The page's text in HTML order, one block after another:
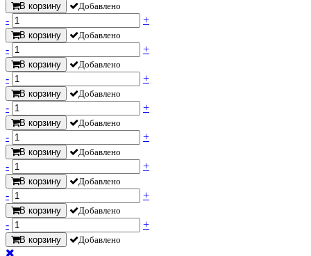
В корзину Добавлено
- +
В корзину Добавлено
- +
В корзину Добавлено
- +
В корзину Добавлено
- +
В корзину Добавлено
- +
В корзину Добавлено
- +
В корзину Добавлено
- +
В корзину Добавлено
- +
В корзину Добавлено